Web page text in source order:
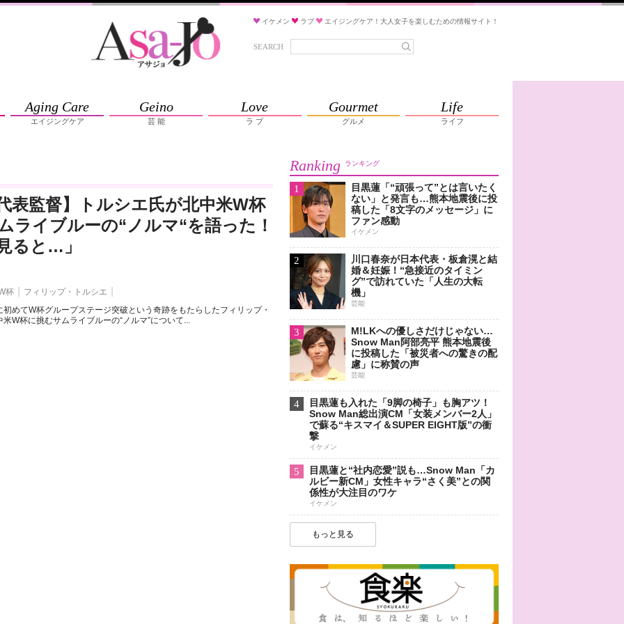
イケメン ラブ エイジングケア！大人女子を楽しむための情報サイト！
SEARCH
Aging Care
エイジングケア
Geino
芸 能
Love
ラ ブ
Gourmet
グルメ
Life
ライフ
表監督】トルシエ氏が北中米W杯
ライブルーの“ノルマ“を語った！
ると…」
杯
フィリップ・トルシエ
めてW杯グループステージ突破という奇跡をもたらしたフィリップ・
米W杯に挑むサムライブルーの“ノルマ”について...
Ranking ランキング
1
目黒蓮「“頑張って”とは言いたく
ない」と発言も…熊本地震後に投
稿した「8文字のメッセージ」に
ファン感動
イケメン
2
川口春奈が日本代表・板倉滉と結
婚＆妊娠！“急接近のタイミン
グ”で訪れていた「人生の大転
機」
芸能
3
M!LKへの優しさだけじゃない…
Snow Man阿部亮平 熊本地震後
に投稿した「被災者への驚きの配
慮」に称賛の声
芸能
4
目黒蓮も入れた「9脚の椅子」も胸アツ！
Snow Man総出演CM「女装メンバー2人」
で蘇る“キスマイ＆SUPER EIGHT版”の衝
撃
イケメン
5
目黒蓮と“社内恋愛”説も…Snow Man「カ
ルビー新CM」女性キャラ“さく美”との関
係性が大注目のワケ
イケメン
もっと見る